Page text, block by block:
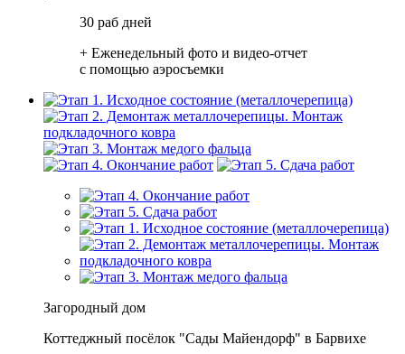
30 раб дней
+ Еженедельный фото и видео-отчет
с помощью аэросъемки
Загородный дом
Коттеджный посёлок "Сады Майендорф" в Барвихе